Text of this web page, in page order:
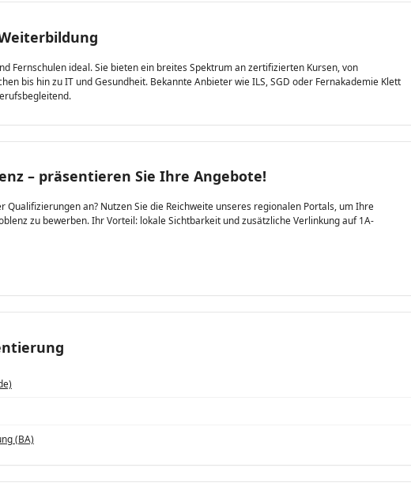
Fernschulen ideal. Sie bieten ein breites Spektrum an zertifizierten Kursen, von
bis hin zu IT und Gesundheit. Bekannte Anbieter wie ILS, SGD oder Fernakademie Klett
– präsentieren Sie Ihre Angebote!
Qualifizierungen an? Nutzen Sie die Reichweite unseres regionalen Portals, um Ihre
zu bewerben. Ihr Vorteil: lokale Sichtbarkeit und zusätzliche Verlinkung auf 1A-
(BA)